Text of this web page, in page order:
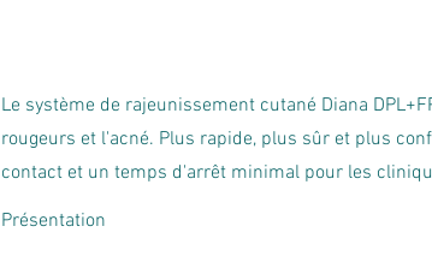
Le système de rajeunissement cutané Diana
rougeurs et l'acné. Plus rapide, plus sûr et plus
contact et un temps d'arrêt minimal pour les
Présentation